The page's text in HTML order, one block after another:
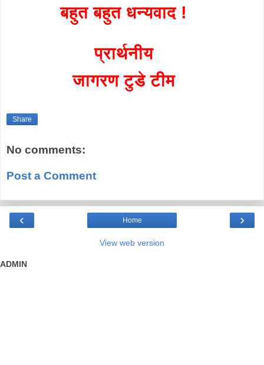
बहुत बहुत धन्यवाद !
प्रार्थनीय
जागरण टुडे टीम
Share
No comments:
Post a Comment
‹ ›
Home
View web version
ADMIN